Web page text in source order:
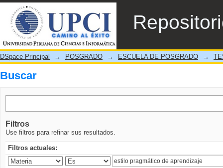
Buscar
DSpace Principal → POSGRADO → ESCUELA DE POSGRADO →
Buscar
Filtros
Use filtros para refinar sus resultados.
Filtros actuales: